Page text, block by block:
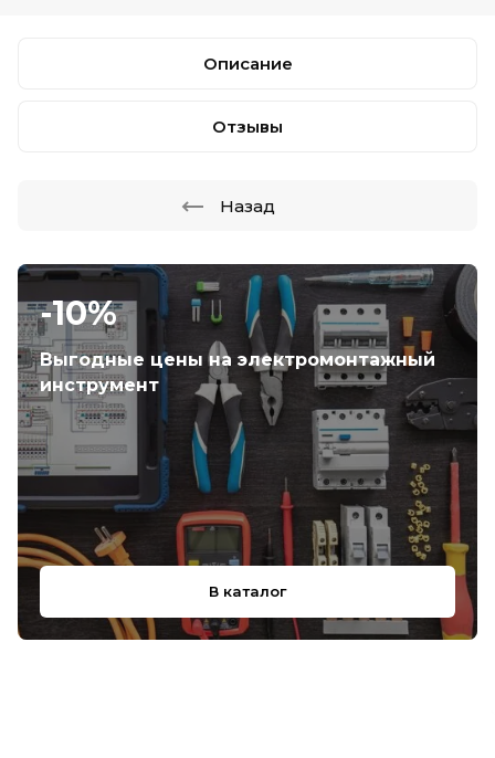
-10%
Выгодные цены на электромонтажный
инструмент
В каталог
Описание
Отзывы
Назад